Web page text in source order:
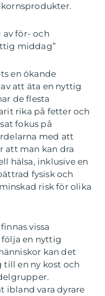
av för- och
middag”
en ökande
att äta en nyttig
de flesta
rika på fetter och
fokus på
med att
att man kan dra
hälsa, inklusive en
fysisk och
risk för olika
vissa
en nyttig
kan det
till en ny kost och
ibland vara dyrare